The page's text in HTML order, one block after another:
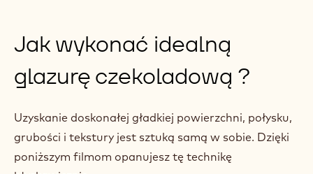
Jak wykonać idealną
glazurę czekoladową ?
Uzyskanie doskonałej gładkiej powierzchni, połysku,
grubości i tekstury jest sztuką samą w sobie. Dzięki
poniższym filmom opanujesz tę technikę